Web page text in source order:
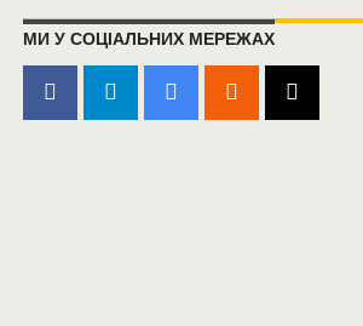
МИ У СОЦІАЛЬНИХ МЕРЕЖАХ